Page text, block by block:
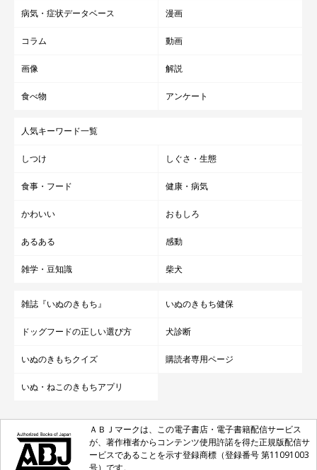
病気・症状データベース 漫画
コラム 動画
画像 解説
食べ物 アンケート
人気キーワード一覧
しつけ しぐさ・生態
食事・フード 健康・病気
かわいい おもしろ
あるある 感動
雑学・豆知識 柴犬
雑誌『いぬのきもち』 いぬのきもち健保
ドッグフードの正しい選び方 犬診断
いぬのきもちクイズ 購読者専用ページ
いぬ・ねこのきもちアプリ
ＡＢＪマークは、この電子書店・電子書籍配信サービス
が、著作権者からコンテンツ使用許諾を得た正規版配信サ
ービスであることを示す登録商標（登録番号 第11091003
号）です。